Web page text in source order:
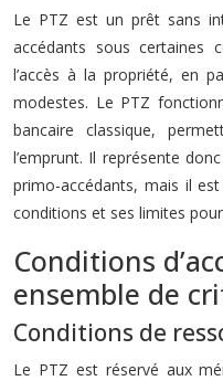
Le PTZ est un prêt sans
accédants sous certaines
l’accès à la propriété, en
modestes. Le PTZ
bancaire classique,
l’emprunt. Il représente
primo-accédants, mais il
conditions et ses limites
Conditions
ensemble de
Conditions de
Le PTZ est réservé aux